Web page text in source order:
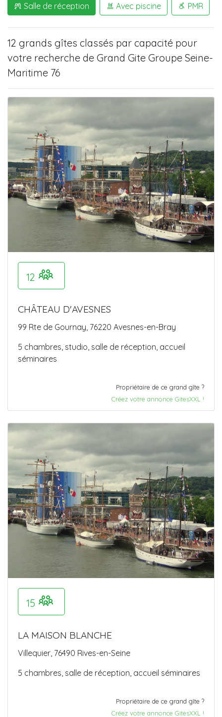
Salle de réception Avec piscine PMR
12 grands gîtes classés par capacité pour
votre recherche de Grand Gite Groupe Seine-
Maritime 76
12
CHÂTEAU D'AVESNES
99 Rte de Gournay, 76220 Avesnes-en-Bray
5 chambres, studio, salle de réception, accueil
séminaires
Propriétaire de ce grand gîte ?
Créez votre annonce GitesXXL !
15
LA MAISON BLANCHE
Villequier, 76490 Rives-en-Seine
5 chambres, salle de réception, accueil séminaires
Propriétaire de ce grand gîte ?
Créez votre annonce GitesXXL !